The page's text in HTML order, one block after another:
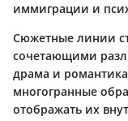
иммиграции и
Сюжетные линии
сочетающими
драма и
многогранные
отображать их